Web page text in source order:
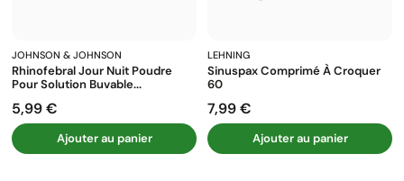
JOHNSON & JOHNSON
Rhinofebral Jour Nuit Poudre
Pour Solution Buvable...
Prix
5,99 €
Ajouter au panier
LEHNING
Sinuspax Comprimé À Croquer
60
Prix
7,99 €
Ajouter au panier